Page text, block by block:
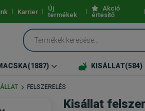
Karrier
Új
termékek
Akció
értesítő
(1887) KISÁLLAT(584)
FELSZERELÉS
Kisállat